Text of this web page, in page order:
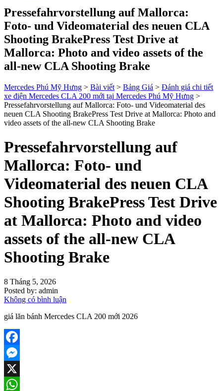
Pressefahrvorstellung auf Mallorca:
Foto- und Videomaterial des neuen CLA
Shooting BrakePress Test Drive at
Mallorca: Photo and video assets of the
all-new CLA Shooting Brake
Mercedes Phú Mỹ Hưng > Bài viết > Bảng Giá > Đánh giá chi tiết
xe điện Mercedes CLA 200 mới tại Mercedes Phú Mỹ Hưng >
Pressefahrvorstellung auf Mallorca: Foto- und Videomaterial des
neuen CLA Shooting BrakePress Test Drive at Mallorca: Photo and
video assets of the all-new CLA Shooting Brake
Pressefahrvorstellung auf
Mallorca: Foto- und
Videomaterial des neuen CLA
Shooting BrakePress Test Drive
at Mallorca: Photo and video
assets of the all-new CLA
Shooting Brake
8 Tháng 5, 2026
Posted by: admin
Không có bình luận
giá lăn bánh Mercedes CLA 200 mới 2026
Facebook
Messenger
X